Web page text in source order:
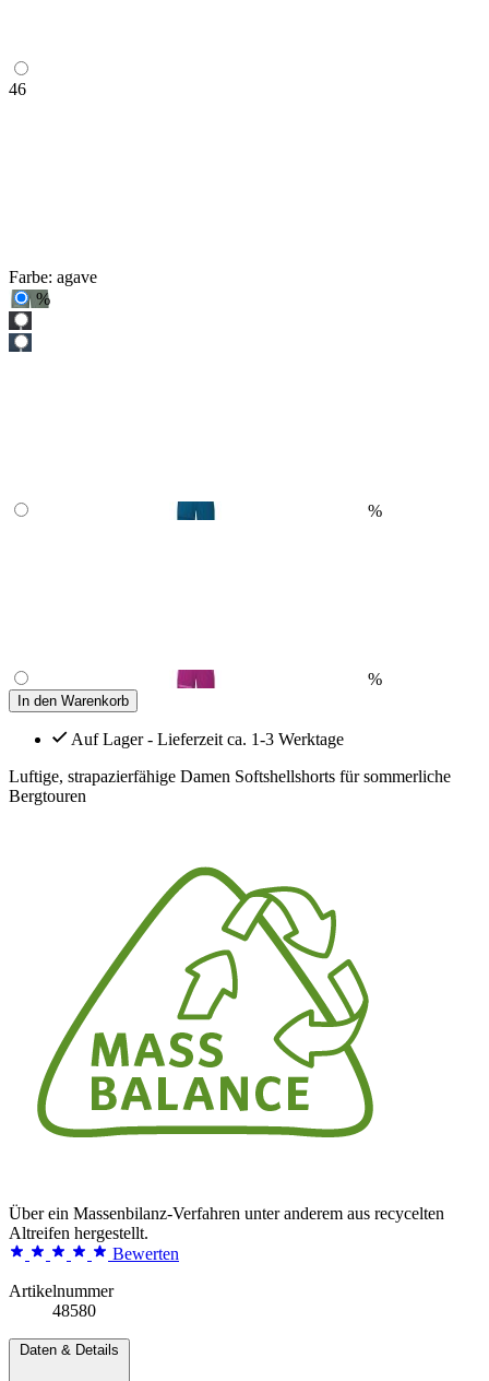
46
Farbe: agave
%
%
%
In den Warenkorb
Auf Lager - Lieferzeit ca. 1-3 Werktage
Luftige, strapazierfähige Damen Softshellshorts für sommerliche
Bergtouren
Über ein Massenbilanz-Verfahren unter anderem aus recycelten
Altreifen hergestellt.
Bewerten
Artikelnummer
48580
Daten & Details